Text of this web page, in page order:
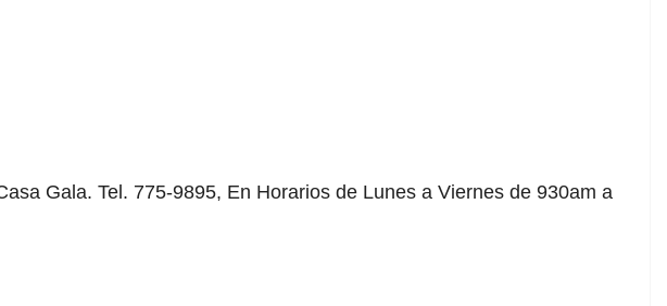
Gala. Tel. 775-9895, En Horarios de Lunes a Viernes de 930am a